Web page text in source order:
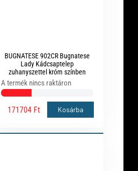
BUGNATESE 902CR Bugnatese
Lady Kádcsaptelep
zuhanyszettel króm színben
A termék nincs raktáron
171704 Ft Kosárba